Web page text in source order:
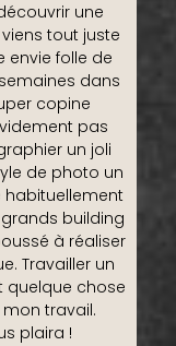
une
tout juste
envie folle de
dans
copine
pas
un joli
de photo un
habituellement
building
à réaliser
Travailler un
quelque chose
travail.
plaira !